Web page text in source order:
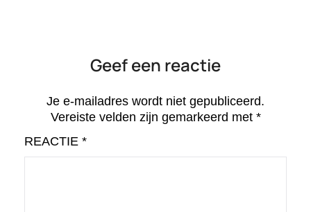
Geef een reactie
Je e-mailadres wordt niet gepubliceerd.
Vereiste velden zijn gemarkeerd met *
REACTIE *